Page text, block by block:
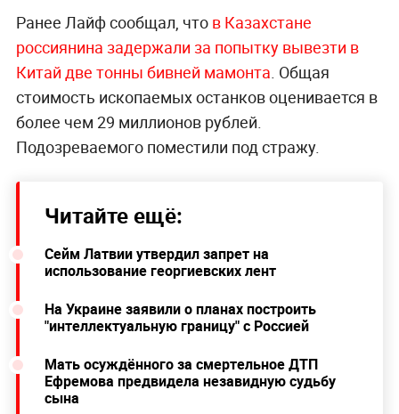
Ранее Лайф сообщал, что в Казахстане
россиянина задержали за попытку вывезти в
Китай две тонны бивней мамонта . Общая
стоимость ископаемых останков оценивается в
более чем 29 миллионов рублей.
Подозреваемого поместили под стражу.
Читайте ещё:
Сейм Латвии утвердил запрет на
использование георгиевских лент
На Украине заявили о планах построить
"интеллектуальную границу" с Россией
Мать осуждённого за смертельное ДТП
Ефремова предвидела незавидную судьбу
сына